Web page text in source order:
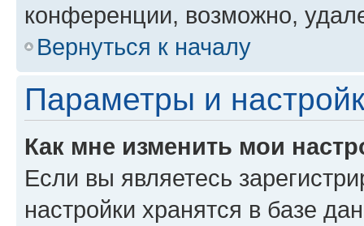
конференции, возможно,
Вернуться к началу
Параметры и
Как мне изменить мои
Если вы являетесь
настройки хранятся в базе